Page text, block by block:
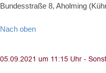
Bundesstraße 8, Aholming
Nach oben